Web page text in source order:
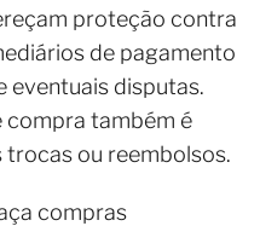
proteção contra
de pagamento
eventuais disputas.
compra também é
ou reembolsos.
compras